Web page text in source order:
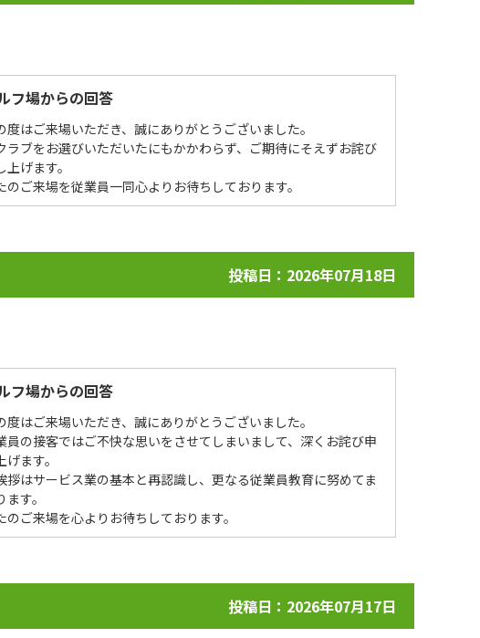
フ場からの回答
度はご来場いただき、誠にありがとうございました。
ラブをお選びいただいたにもかかわらず、ご期待にそえずお詫び
上げます。
のご来場を従業員一同心よりお待ちしております。
投稿日：2026年07月18日
フ場からの回答
度はご来場いただき、誠にありがとうございました。
員の接客ではご不快な思いをさせてしまいまして、深くお詫び申
げます。
拶はサービス業の基本と再認識し、更なる従業員教育に努めてま
ます。
のご来場を心よりお待ちしております。
投稿日：2026年07月17日